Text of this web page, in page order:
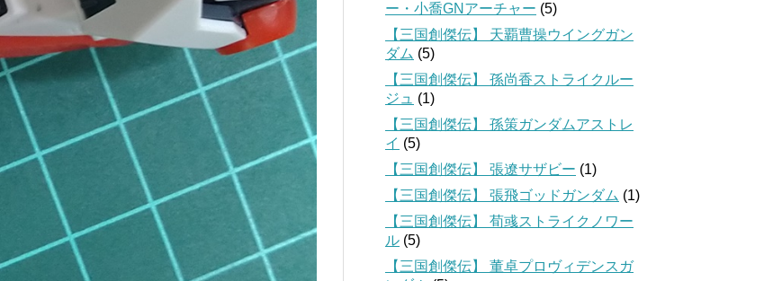
ー・小喬GNアーチャー (5)
【三国創傑伝】 天覇曹操ウイングガン
ダム (5)
【三国創傑伝】 孫尚香ストライクルー
ジュ (1)
【三国創傑伝】 孫策ガンダムアストレ
イ (5)
【三国創傑伝】 張遼サザビー (1)
【三国創傑伝】 張飛ゴッドガンダム (1)
【三国創傑伝】 荀彧ストライクノワー
ル (5)
【三国創傑伝】 董卓プロヴィデンスガ